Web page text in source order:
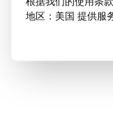
地区：美国 提供服